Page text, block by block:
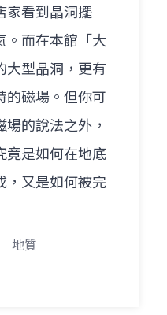
家看到晶洞擺
。而在本館「大
大型晶洞，更有
的磁場。但你可
的說法之外，
竟是如何在地底
，又是如何被完
地質